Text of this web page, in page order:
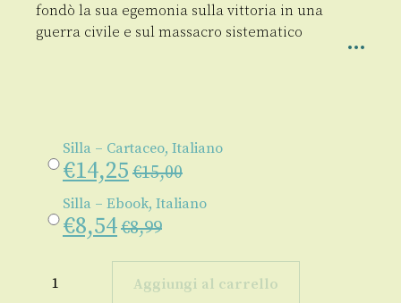
fondò la sua egemonia sulla vittoria in una
guerra civile e sul massacro sistematico
Silla – Cartaceo, Italiano
€14,25 €15,00
Silla – Ebook, Italiano
€8,54€8,99
quantità
Aggiungi al carrello